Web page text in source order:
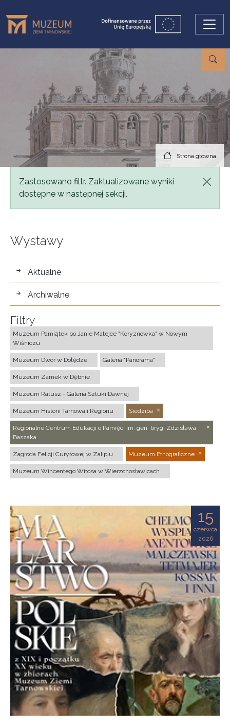
Strona główna
Komunikat
Zastosowano filtr. Zaktualizowane wyniki
dostępne w następnej sekcji.
Wystawy
wystawy
Aktualne
Archiwalne
Filtry
Muzeum Pamiątek po Janie Matejce "Koryznówka" w Nowym
Wiśniczu
Muzeum Dwór w Dołędze Galeria "Panorama"
Muzeum Zamek w Dębnie
Muzeum Ratusz - Galeria Sztuki Dawnej
Muzeum Historii Tarnowa i Regionu Siedziba
Regionalne Centrum Edukacji o Pamięci im. gen. bryg. Zdzisława
Baszaka
Zagroda Felicji Curyłowej w Zalipiu Muzeum Etnograficzne
Muzeum Wincentego Witosa w Wierzchosławicach
15
czerwca
2026